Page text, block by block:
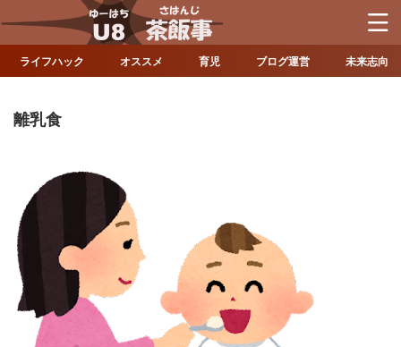
ライフハック オススメ 育児 ブログ運営 未来志向
離乳食